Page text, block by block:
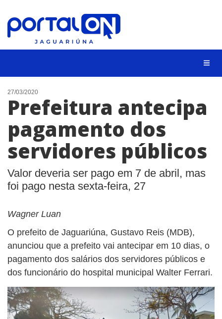
NOTÍCIAS
LISTA DIGITAL
CONTATO
ANUNCIE
BUSCAR
27/03/2020
Prefeitura antecipa
pagamento dos
servidores públicos
Valor deveria ser pago em 7 de abril, mas
foi pago nesta sexta-feira, 27
Wagner Luan
O prefeito de Jaguariúna, Gustavo Reis (MDB),
anunciou que a prefeito vai antecipar em 10 dias, o
pagamento dos salários dos servidores públicos e
dos funcionário do hospital municipal Walter Ferrari.